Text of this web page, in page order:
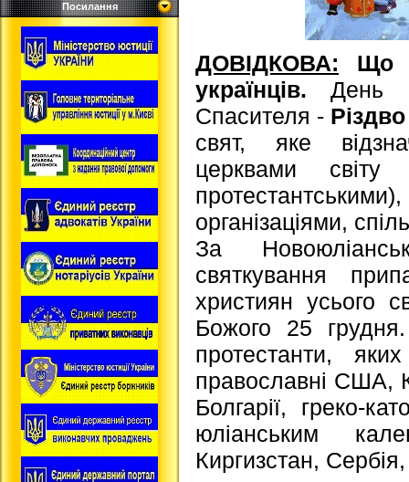
Посилання
ДОВІДКОВА: Що
українців.День
Спасителя -
свят, яке
церквами світу
організаціями,
За
святкування
християн усього
Божого 25
протестанти,
православні США,
Болгарії, греко-
юліанським
Киргизстан,